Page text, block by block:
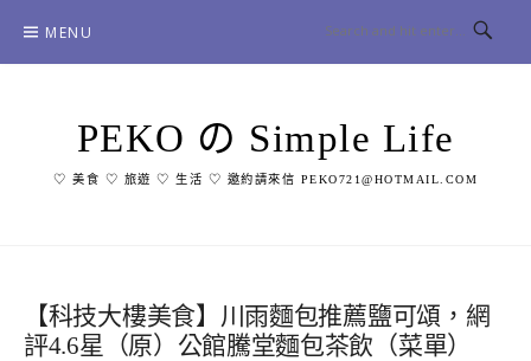
content
MENU
PEKO の Simple Life
♡ 美食 ♡ 旅遊 ♡ 生活 ♡ 邀約請來信 PEKO721@HOTMAIL.COM
【科技大樓美食】川雨麵包推薦鹽可頌，網
評4.6星（原）公館騰堂麵包茶飲（菜單）